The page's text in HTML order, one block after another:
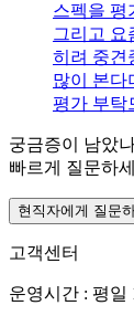
스펙을 평
그리고 요
히려 중견
많이 본다
평가 부탁
궁금증이 남았
빠르게 질문하
현직자에게 질문
고객센터
운영시간 : 평일